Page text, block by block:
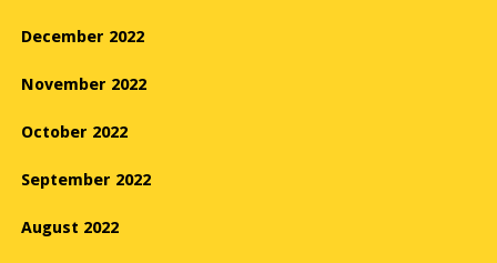
December 2022
November 2022
October 2022
September 2022
August 2022